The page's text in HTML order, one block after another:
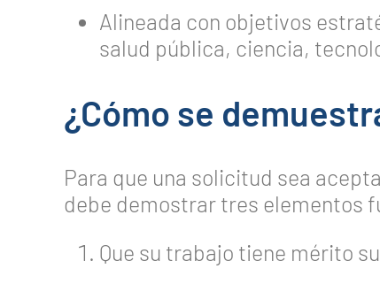
Alineada con objetivos
salud pública, ciencia,
¿Cómo se
Para que una solicitud sea
debe demostrar tres elementos
Que su trabajo tiene mérito